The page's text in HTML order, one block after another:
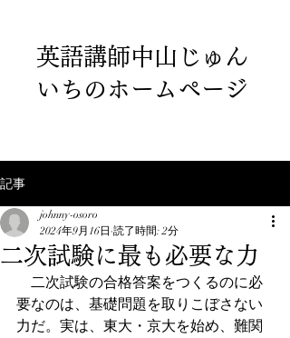
英語講師中山じゅん
いちのホームページ
記事
二次試験に最も必要な力
johnny-osoro
2024年9月16日 読了時間: 2分
二次試験の合格答案をつくるのに必
要なのは、基礎問題を取りこぼさない
力だ。実は、東大・京大を始め、難関